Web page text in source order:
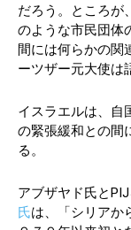
だろう。ところが
のような市民団体
間には何らかの関
ーツザー元大使は
イスラエルは、自
の緊張緩和との間
る。
アブザヤド氏と
氏は、「シリアか